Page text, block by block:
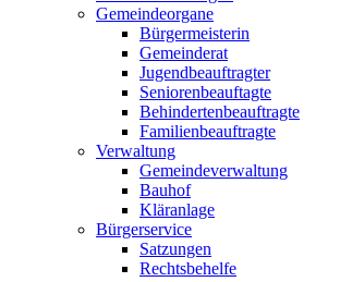
Gemeindeorgane
Bürgermeisterin
Gemeinderat
Jugendbeauftragter
Seniorenbeauftagte
Behindertenbeauftragte
Familienbeauftragte
Verwaltung
Gemeindeverwaltung
Bauhof
Kläranlage
Bürgerservice
Satzungen
Rechtsbehelfe